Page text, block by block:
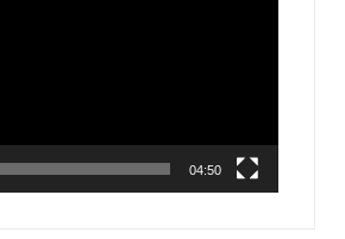
04:50